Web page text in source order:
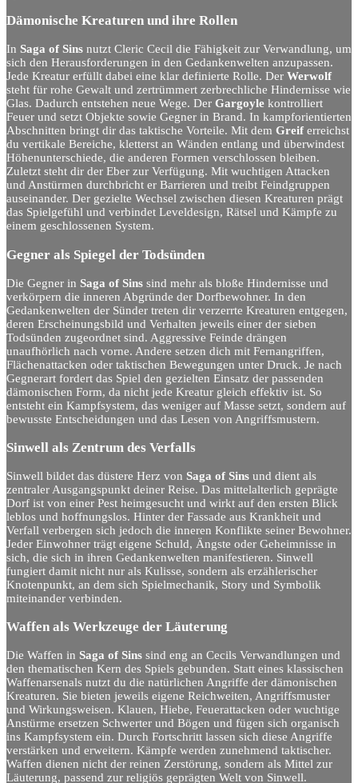
Dämonische Kreaturen und ihre Rollen
In Saga of Sins nutzt Cleric Cecil die Fähigkeit zur Verwandlung, um
sich den Herausforderungen in den Gedankenwelten anzupassen.
Jede Kreatur erfüllt dabei eine klar definierte Rolle. Der Werwolf
steht für rohe Gewalt und zertrümmert zerbrechliche Hindernisse wie
Glas. Dadurch entstehen neue Wege. Der Gargoyle kontrolliert
Feuer und setzt Objekte sowie Gegner in Brand. In kampforientierten
Abschnitten bringt dir das taktische Vorteile. Mit dem Greif erreichst
du vertikale Bereiche, kletterst an Wänden entlang und überwindest
Höhenunterschiede, die anderen Formen verschlossen bleiben.
Zuletzt steht dir der Eber zur Verfügung. Mit wuchtigen Attacken
und Anstürmen durchbricht er Barrieren und treibt Feindgruppen
auseinander. Der gezielte Wechsel zwischen diesen Kreaturen prägt
das Spielgefühl und verbindet Leveldesign, Rätsel und Kämpfe zu
einem geschlossenen System.
Gegner als Spiegel der Todsünden
Die Gegner in Saga of Sins sind mehr als bloße Hindernisse und
verkörpern die inneren Abgründe der Dorfbewohner. In den
Gedankenwelten der Sünder treten dir verzerrte Kreaturen entgegen,
deren Erscheinungsbild und Verhalten jeweils einer der sieben
Todsünden zugeordnet sind. Aggressive Feinde drängen
unaufhörlich nach vorne. Andere setzen dich mit Fernangriffen,
Flächenattacken oder taktischen Bewegungen unter Druck. Je nach
Gegnerart fordert das Spiel den gezielten Einsatz der passenden
dämonischen Form, da nicht jede Kreatur gleich effektiv ist. So
entsteht ein Kampfsystem, das weniger auf Masse setzt, sondern auf
bewusste Entscheidungen und das Lesen von Angriffsmustern.
Sinwell als Zentrum des Verfalls
Sinwell bildet das düstere Herz von Saga of Sins und dient als
zentraler Ausgangspunkt deiner Reise. Das mittelalterlich geprägte
Dorf ist von einer Pest heimgesucht und wirkt auf den ersten Blick
leblos und hoffnungslos. Hinter der Fassade aus Krankheit und
Verfall verbergen sich jedoch die inneren Konflikte seiner Bewohner.
Jeder Einwohner trägt eigene Schuld, Ängste oder Geheimnisse in
sich, die sich in ihren Gedankenwelten manifestieren. Sinwell
fungiert damit nicht nur als Kulisse, sondern als erzählerischer
Knotenpunkt, an dem sich Spielmechanik, Story und Symbolik
miteinander verbinden.
Waffen als Werkzeuge der Läuterung
Die Waffen in Saga of Sins sind eng an Cecils Verwandlungen und
den thematischen Kern des Spiels gebunden. Statt eines klassischen
Waffenarsenals nutzt du die natürlichen Angriffe der dämonischen
Kreaturen. Sie bieten jeweils eigene Reichweiten, Angriffsmuster
und Wirkungsweisen. Klauen, Hiebe, Feuerattacken oder wuchtige
Anstürme ersetzen Schwerter und Bögen und fügen sich organisch
ins Kampfsystem ein. Durch Fortschritt lassen sich diese Angriffe
verstärken und erweitern. Kämpfe werden zunehmend taktischer.
Waffen dienen nicht der reinen Zerstörung, sondern als Mittel zur
Läuterung, passend zur religiös geprägten Welt von Sinwell.